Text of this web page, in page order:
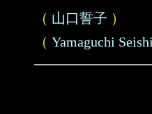
（ 山口誓子 ）
（ Yamaguchi Seishi